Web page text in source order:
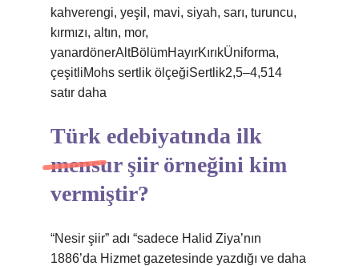
kahverengi, yeşil, mavi, siyah, sarı, turuncu,
kırmızı, altın, mor,
yanardönerAltBölümHayırKırıkÜniforma,
çeşitliMohs sertlik ölçeğiSertlik2,5–4,514
satır daha
Türk edebiyatında ilk
mensur şiir örneğini kim
vermiştir?
“Nesir şiir” adı “sadece Halid Ziya’nın
1886’da Hizmet gazetesinde yazdığı ve daha